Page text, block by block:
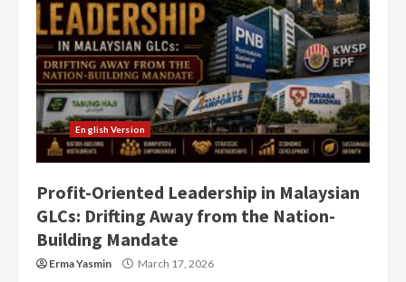
English Version
Profit-Oriented Leadership in Malaysian
GLCs: Drifting Away from the Nation-
Building Mandate
Erma Yasmin March 17, 2026